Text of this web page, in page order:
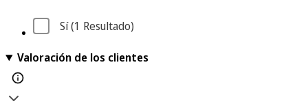
Sí (1 Resultado)
Valoración de los clientes